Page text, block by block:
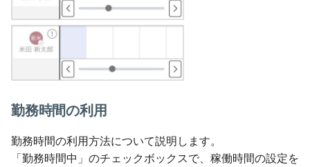
勤務時間の利用
勤務時間の利用方法について説明します。
「勤務時間中」のチェックボックスで、稼働時間の設定を